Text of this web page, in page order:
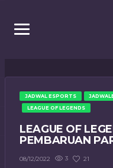
JADWAL ESPORTS
LEAGUE OF LEGENDS
LEAGUE OF
PEMBARUAN
08/12/2022 3 21